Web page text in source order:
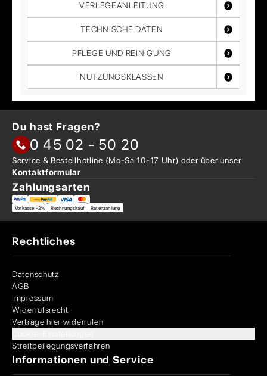
VERLEGEANLEITUNG
TECHNISCHE DATEN
PFLEGE UND REINIGUNG
NUTZUNGSKLASSEN
Du hast Fragen?
0 45 02 - 50 20
Service & Bestellhotline (Mo-Sa 10-17 Uhr) oder überunser
Kontaktformular
Zahlungsarten
Vorkasse -2% Rechnungskauf Ratenzahlung
Rechtliches
Datenschutz
AGB
Impressum
Widerrufsrecht
Verträge hier widerrufen
Streitbeilegungsverfahren
Informationen und Service